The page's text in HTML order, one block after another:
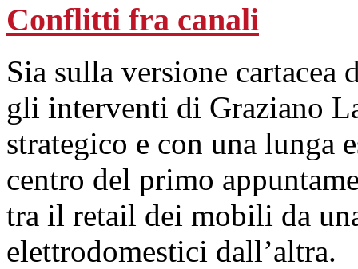
Conflitti fra canali
Sia sulla versione cartacea
gli interventi di Graziano
strategico e con una lunga
centro del primo
tra il retail dei mobili da
elettrodomestici dall’altra.